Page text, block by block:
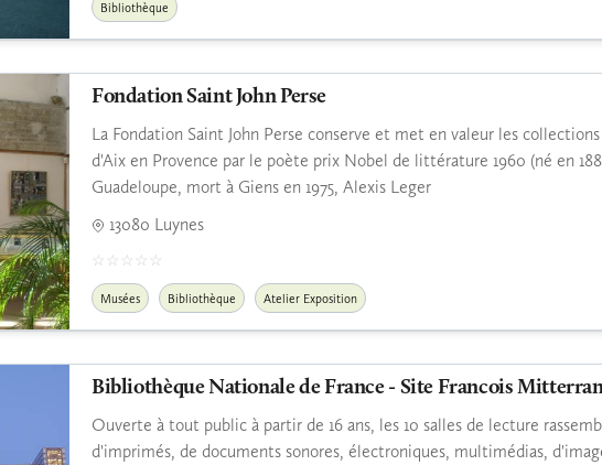
Bibliothèque
Fondation Saint John Perse
La Fondation Saint John Perse conserve et met en valeur les
d'Aix en Provence par le poète prix Nobel de littérature 1960 (né en
Guadeloupe, mort à Giens en 1975, Alexis Leger
13080 Luynes
Musées Bibliothèque Atelier Exposition
Bibliothèque Nationale de France - Site Francois
Ouverte à tout public à partir de 16 ans, les 10 salles de lecture
d'imprimés, de documents sonores, électroniques, multimédias,